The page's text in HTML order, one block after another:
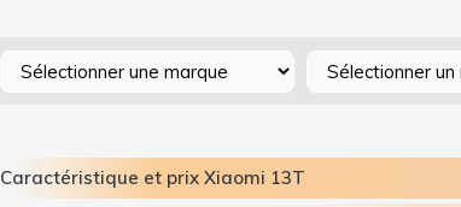
Caractéristique et prix Xiaomi 13T